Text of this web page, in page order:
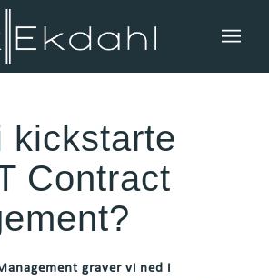
kickstarte
Contract
graver vi ned i